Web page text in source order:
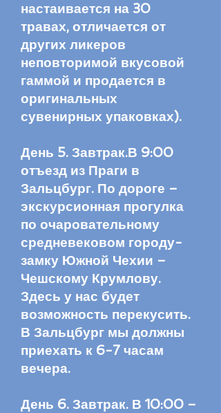
настаивается на 30
травах, отличается от
других ликеров
неповторимой вкусовой
гаммой и продается в
оригинальных
сувенирных упаковках).
День 5. Завтрак.В 9:00
отъезд из Праги в
Зальцбург. По дороге –
экскурсионная прогулка
по очаровательному
средневековом городу-
замку Южной Чехии –
Чешскому Крумлову.
Здесь у нас будет
возможность перекусить.
В Зальцбург мы должны
приехать к 6-7 часам
вечера.
День 6. Завтрак. В 10:00 –